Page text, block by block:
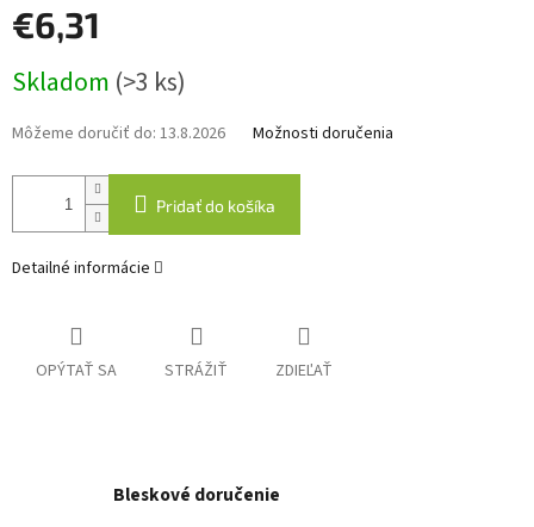
€6,31
cena:
Skladom (>3 ks)
Môžeme doručiť do: 13.8.2026 Možnosti doručenia
Pridať do košíka
Detailné informácie
OPÝTAŤ SA STRÁŽIŤ ZDIEĽAŤ
Bleskové doručenie